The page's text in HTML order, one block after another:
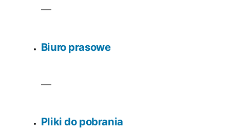
Biuro prasowe
Pliki do pobrania